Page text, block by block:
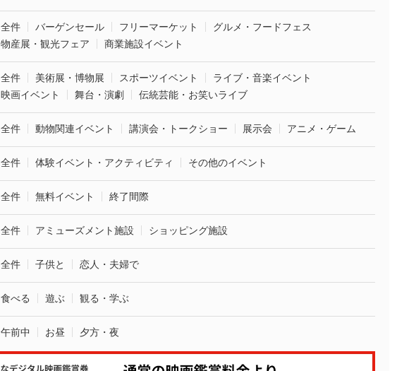
全件 バーゲンセール フリーマーケット
グルメ・フードフェス
物産展・観光フェア
商業施設イベント
全件 美術展・博物展 スポーツイベント
ライブ・音楽イベント
映画イベント
舞台・演劇 伝統芸能・お笑いライブ
全件 動物関連イベント 講演会・トークショー 展示会 アニメ・ゲーム
全件 体験イベント・アクティビティ その他のイベント
全件 無料イベント 終了間際
全件 アミューズメント施設 ショッピング施設
全件 子供と 恋人・夫婦で
食べる 遊ぶ 観る・学ぶ
午前中 お昼 夕方・夜